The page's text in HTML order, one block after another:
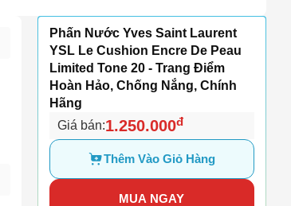
Phấn Nước Yves Saint Laurent
YSL Le Cushion Encre De Peau
Limited Tone 20 - Trang Điểm
Hoàn Hảo, Chống Nắng, Chính
Hãng
Giá bán:1.250.000đ
Thêm Vào Giỏ Hàng
MUA NGAY